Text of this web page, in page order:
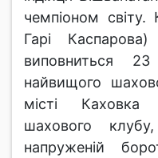
чемпіоном
Гарі
виповниться
найвищого
місті Каховка
шахового
напруженій